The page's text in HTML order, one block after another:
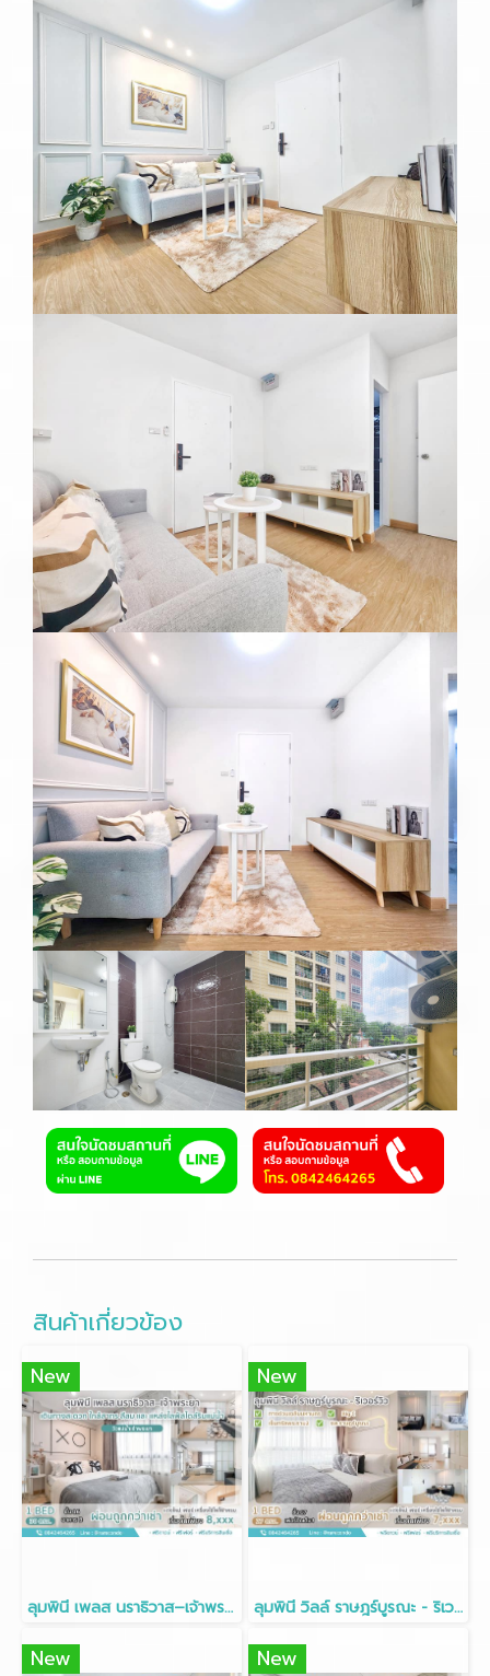
สินค้าเกี่ยวข้อง
New
ลุมพินี เพลส นราธิวาส–เจ้าพระยา • 30.41ตรม. ชั้น16
New
ลุมพินี วิลล์ ราษฎร์บูรณะ - ริเวอร์วิว • ห้อง 27 ตร.ม ชั้น17
New New